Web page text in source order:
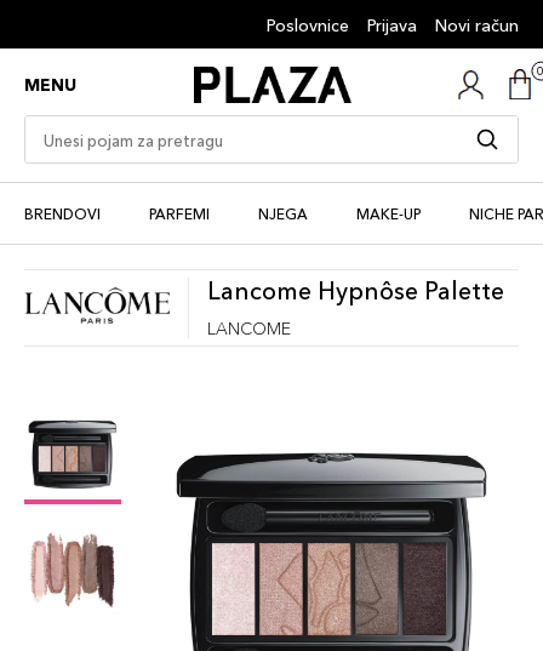
Poslovnice Prijava Novi račun
MENU
BRENDOVI PARFEMI NJEGA MAKE-UP NICHE
Lancome Hypnôse Palette
LANCOME